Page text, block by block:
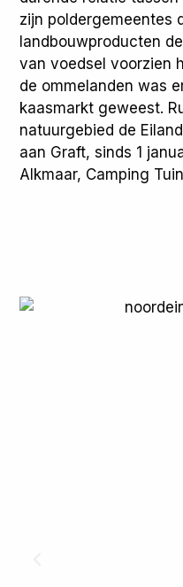
zijn poldergemeentes
landbouwproducten
van voedsel voorzien
de ommelanden was
kaasmarkt geweest.
natuurgebied de
aan Graft, sinds 1
Alkmaar, Camping